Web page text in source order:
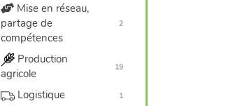
Mise en réseau,
partage de
compétences
2
Production
agricole
19
Logistique 1